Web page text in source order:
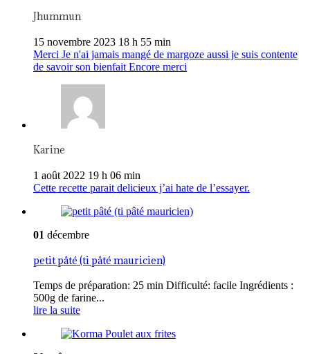
Jhummun
15 novembre 2023 18 h 55 min
Merci Je n'ai jamais mangé de margoze aussi je suis contente
de savoir son bienfait Encore merci
Karine
1 août 2022 19 h 06 min
Cette recette parait delicieux j’ai hate de l’essayer.
01 décembre
petit pâté (ti pâté mauricien)
Temps de préparation: 25 min Difficulté: facile Ingrédients :
500g de farine...
lire la suite